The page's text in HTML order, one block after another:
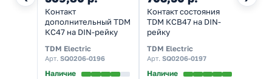
Контакт
дополнительный TDM
КС47 на DIN-рейку
TDM Electric
Арт. SQ0206-0196
Наличие
Контакт состояния
TDM КСВ47 на DIN-
рейку
TDM Electric
Арт. SQ0206-0197
Наличие